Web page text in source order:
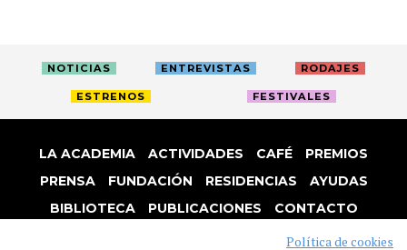
NOTICIAS ENTREVISTAS RODAJES
ESTRENOS FESTIVALES
LA ACADEMIA ACTIVIDADES CAFÉ
PREMIOS
PRENSA
FUNDACIÓN RESIDENCIAS
AYUDAS
BIBLIOTECA
PUBLICACIONES
CONTACTO
COOKIES
Política de cookies